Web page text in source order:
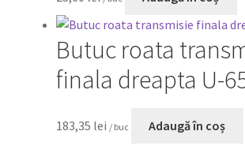
Butuc roata
finala dreapta U-
183,35 lei / buc Adaugă în coș